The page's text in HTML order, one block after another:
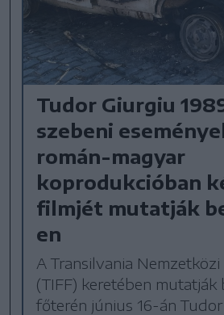
Tudor Giurgiu
szebeni
román-magyar
koprodukcióban
filmjét mutatják
en
A Transilvania
(TIFF) keretében mutatják
főterén június 16-án